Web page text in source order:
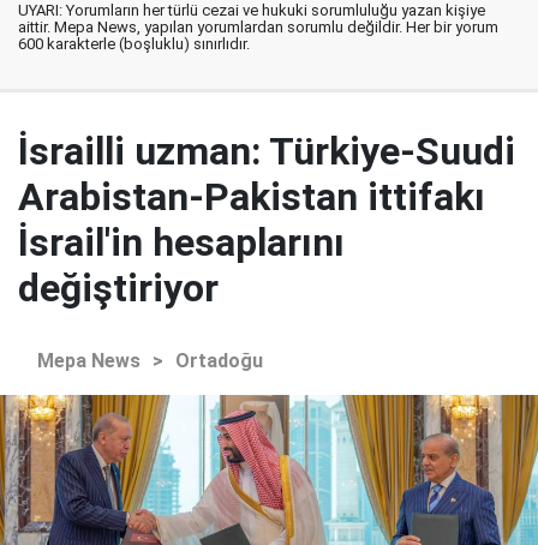
UYARI: Yorumların her türlü cezai ve hukuki sorumluluğu yazan kişiye
aittir. Mepa News, yapılan yorumlardan sorumlu değildir. Her bir yorum
600 karakterle (boşluklu) sınırlıdır.
İsrailli uzman: Türkiye-Suudi
Arabistan-Pakistan ittifakı
İsrail'in hesaplarını
değiştiriyor
Mepa News > Ortadoğu